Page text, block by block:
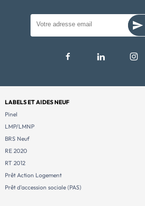
LABELS ET AIDES NEUF
Pinel
LMP/LMNP
BRS Neuf
RE 2020
RT 2012
Prêt Action Logement
Prêt d'accession sociale (PAS)